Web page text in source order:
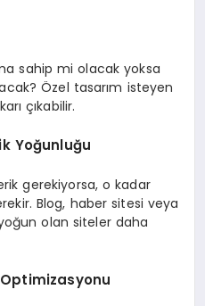
sahip mi olacak yoksa
Özel tasarım isteyen
çıkabilir.
Yoğunluğu
gerekiyorsa, o kadar
Blog, haber sitesi veya
olan siteler daha